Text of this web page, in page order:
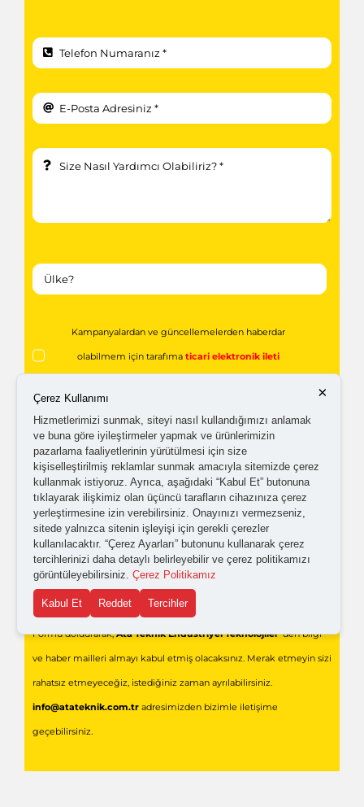
Kampanyalardan ve güncellemelerden haberdar
olabilmem için tarafımaticari elektronik ileti
Kişisel verilerimin işlenmesine yönelik aydınlatma ve
açık rıza metni'ni okudum,onaylıyorum.
Gönder
Formu doldurarak,Ata Teknik Endüstriyel Teknolojiler'den bilgi
ve haber mailleri almayı kabul etmiş olacaksınız. Merak etmeyin sizi
rahatsız etmeyeceğiz, istediğiniz zaman ayrılabilirsiniz.
info@atateknik.com.tradresimizden bizimle iletişime
geçebilirsiniz.
×
Çerez Kullanımı
Hizmetlerimizi sunmak, siteyi nasıl kullandığımızı anlamak
ve buna göre iyileştirmeler yapmak ve ürünlerimizin
pazarlama faaliyetlerinin yürütülmesi için size
kişiselleştirilmiş reklamlar sunmak amacıyla sitemizde çerez
kullanmak istiyoruz. Ayrıca, aşağıdaki “Kabul Et” butonuna
tıklayarak ilişkimiz olan üçüncü tarafların cihazınıza çerez
yerleştirmesine izin verebilirsiniz. Onayınızı vermezseniz,
sitede yalnızca sitenin işleyişi için gerekli çerezler
kullanılacaktır. “Çerez Ayarları” butonunu kullanarak çerez
tercihlerinizi daha detaylı belirleyebilir ve çerez politikamızı
görüntüleyebilirsiniz. Çerez Politikamız
Kabul Et Reddet Tercihler